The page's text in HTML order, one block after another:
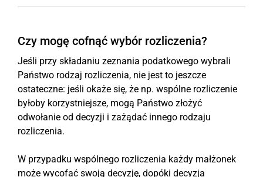
Czy mogę cofnąć wybór rozliczenia?
Jeśli przy składaniu zeznania podatkowego wybrali
Państwo rodzaj rozliczenia, nie jest to jeszcze
ostateczne: jeśli okaże się, że np. wspólne rozliczenie
byłoby korzystniejsze, mogą Państwo złożyć
odwołanie od decyzji i zażądać innego rodzaju
rozliczenia.
W przypadku wspólnego rozliczenia każdy małżonek
może wycofać swoją decyzję, dopóki decyzja